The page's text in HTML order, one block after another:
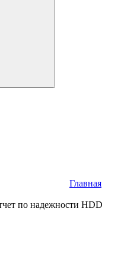
Главная
по надежности HDD